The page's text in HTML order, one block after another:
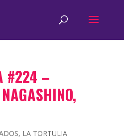
#224 –
, LA TORTULIA